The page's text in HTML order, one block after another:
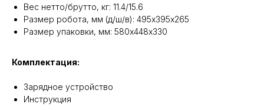
Вес нетто/брутто, кг: 11.4/15.6
Размер робота, мм (д/ш/в): 495х395х265
Размер упаковки, мм: 580х448х330
Комплектация:
Зарядное устройство
Инструкция